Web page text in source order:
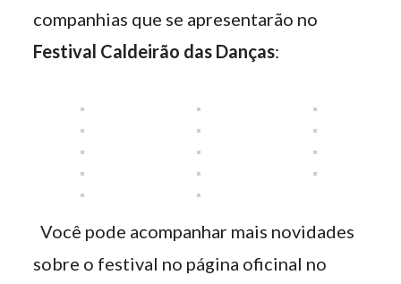
companhias que se apresentarão no
Festival Caldeirão das Danças:
Você pode acompanhar mais novidades
sobre o festival no página oficinal no